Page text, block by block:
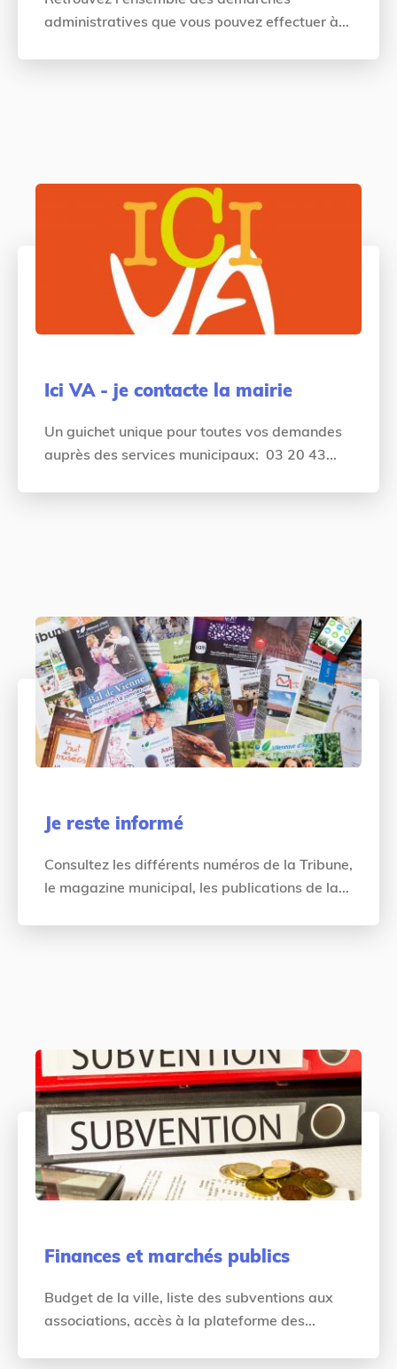
administratives que vous pouvez effectuer à...
Ici VA - je contacte la mairie
Un guichet unique pour toutes vos demandes
auprès des services municipaux: 03 20 43...
Je reste informé
Consultez les différents numéros de la Tribune,
le magazine municipal, les publications de la...
Finances et marchés publics
Budget de la ville, liste des subventions aux
associations, accès à la plateforme des...